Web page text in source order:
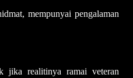
mempunyai pengalaman
jika realitinya ramai veteran